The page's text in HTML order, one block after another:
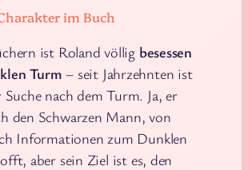
im Buch
ist Roland völlig besessen
Turm – seit Jahrzehnten ist
Suche nach dem Turm. Ja, er
den Schwarzen Mann, von
Informationen zum Dunklen
aber sein Ziel ist es, den